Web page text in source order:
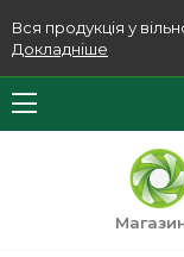
Вся продукція у
Докладніше